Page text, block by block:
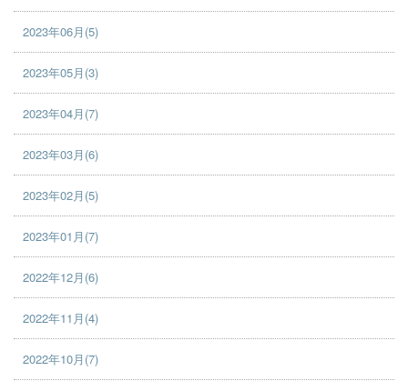
2023年06月(5)
2023年05月(3)
2023年04月(7)
2023年03月(6)
2023年02月(5)
2023年01月(7)
2022年12月(6)
2022年11月(4)
2022年10月(7)